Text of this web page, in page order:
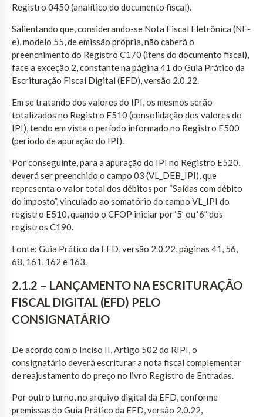
Registro 0450 (analítico do documento fiscal).
Salientando que, considerando-se Nota Fiscal Eletrônica (NF-
e), modelo 55, de emissão própria, não caberá o
preenchimento do Registro C170 (itens do documento fiscal),
face a exceção 2, constante na página 41 do Guia Prático da
Escrituração Fiscal Digital (EFD), versão 2.0.22.
Em se tratando dos valores do IPI, os mesmos serão
totalizados no Registro E510 (consolidação dos valores do
IPI), tendo em vista o período informado no Registro E500
(período de apuração do IPI).
Por conseguinte, para a apuração do IPI no Registro E520,
deverá ser preenchido o campo 03 (VL_DEB_IPI), que
representa o valor total dos débitos por “Saídas com débito
do imposto”, vinculado ao somatório do campo VL_IPI do
registro E510, quando o CFOP iniciar por ‘5’ ou ‘6” dos
registros C190.
Fonte: Guia Prático da EFD, versão 2.0.22, páginas 41, 56,
68, 161, 162 e 163.
2.1.2 – LANÇAMENTO NA ESCRITURAÇÃO
FISCAL DIGITAL (EFD) PELO
CONSIGNATÁRIO
De acordo com o Inciso II, Artigo 502 do RIPI, o
consignatário deverá escriturar a nota fiscal complementar
de reajustamento do preço no livro Registro de Entradas.
Por outro turno, no arquivo digital da EFD, conforme
premissas do Guia Prático da EFD, versão 2.0.22,